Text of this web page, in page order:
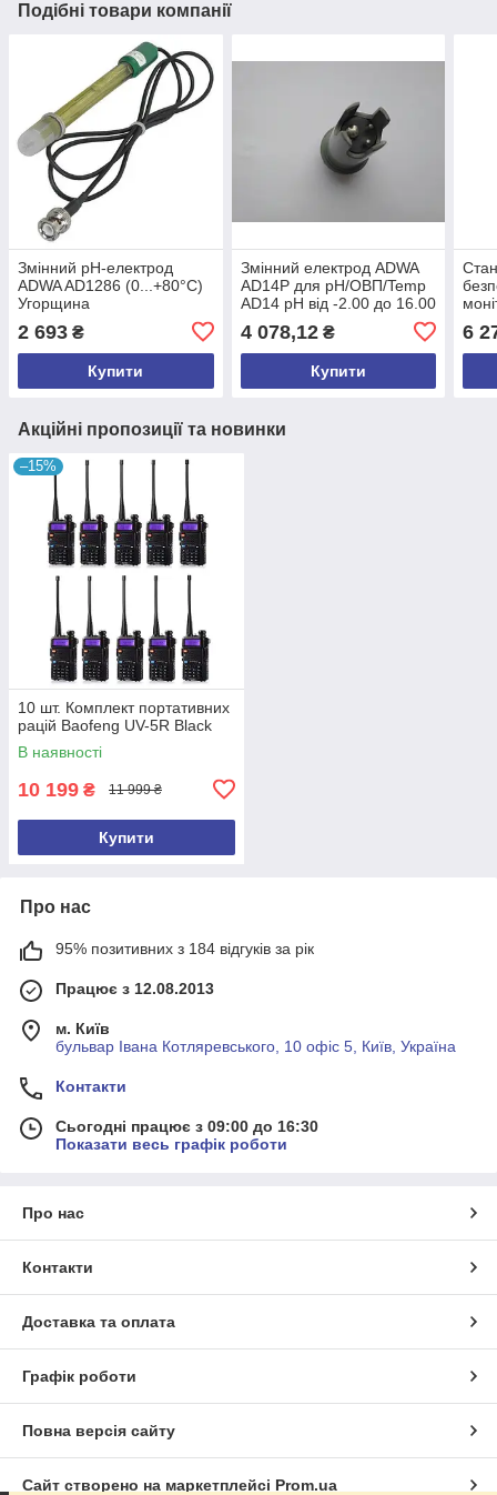
Подібні товари компанії
Змінний pH-електрод
ADWA AD1286 (0...+80°C)
Угорщина
2 693 ₴
Купити
Змінний електрод ADWA
AD14P для рН/ОВП/Temp
AD14 pH від -2.00 до 16.00
±1000mV АТС Угорщина
4 078,12₴
Купити
6
Акційні пропозиції та новинки
–15%
10 шт. Комплект портативних
рацій Baofeng UV-5R Black
В наявності
10 199 ₴ 11 999 ₴
Купити
Про нас
95% позитивних з 184 відгуків за рік
Працює з 12.08.2013
м. Київ
бульвар Івана Котляревського, 10 офіс 5, Київ, Україна
Контакти
Сьогодні працює з 09:00 до 16:30
Показати весь графік роботи
Про нас
Контакти
Доставка та оплата
Графік роботи
Повна версія сайту
Сайт створено на маркетплейсі Prom.ua